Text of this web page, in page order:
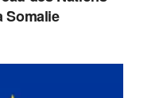
Somalie